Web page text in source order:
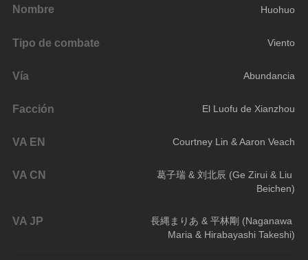
Nombre Huohuo
Tipo de combate Viento
Vía Abundancia
Facción El Luofu de Xianzhou
VA EN Courtney Lin & Aaron Veach
VA CN
葛子瑞 & 刘北辰 (Ge Zirui & Liu
Beichen)
VA JP
長縄まりあ & 平林剛 (Naganawa
Maria & Hirabayashi Takeshi)